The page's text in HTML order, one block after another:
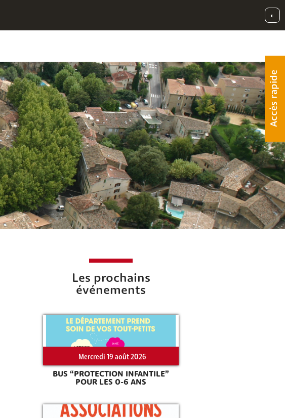
◐
Accès rapide
Les prochains
événements
Mercredi 19 août 2026
BUS “PROTECTION INFANTILE”
POUR LES 0-6 ANS